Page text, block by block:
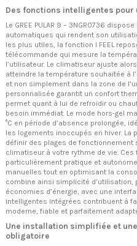
Des fonctions intelligentes
Le GREE PULAR 9 – 3NGR0736
automatiques qui rendent son
les plus utiles, la fonction I FEEL
télécommande qui mesure la
l’utilisateur. Le climatiseur ajuste
atteindre la température souhaitée à
et non simplement dans la zone de
personnalisée garantit un confort
permet quant à lui de refroidir ou
besoin immédiat. Le mode hors-gel
°C en période d’absence prolongée,
les logements inoccupés en hiver. La
définir des plages de fonctionnement
climatiseur à votre rythme de vie. Ces
particulièrement pratique et
manuelles tout en optimisant la
combine ainsi simplicité
économies d’énergie, avec une
intelligentes intégrées contribuent à
moderne, fiable et parfaitement
Une installation simplifiée et
obligatoire